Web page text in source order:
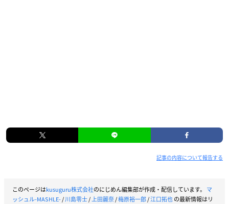
記事の内容について報告する
このページはkusuguru株式会社のにじめん編集部が作成・配信しています。 マ
ッシュル-MASHLE-/川島零士/上田麗奈/梅原裕一郎/江口拓也の最新情報はリ